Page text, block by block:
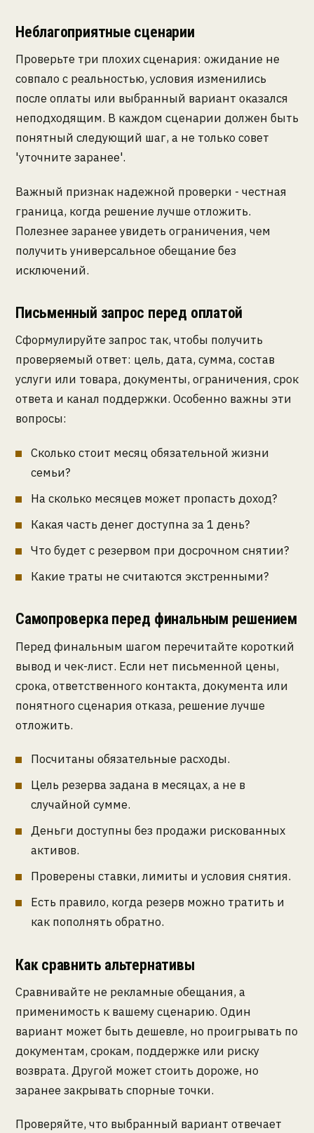
Неблагоприятные сценарии
Проверьте три плохих сценария: ожидание не
совпало с реальностью, условия изменились
после оплаты или выбранный вариант оказался
неподходящим. В каждом сценарии должен быть
понятный следующий шаг, а не только совет
'уточните заранее'.
Важный признак надежной проверки - честная
граница, когда решение лучше отложить.
Полезнее заранее увидеть ограничения, чем
получить универсальное обещание без
исключений.
Письменный запрос перед оплатой
Сформулируйте запрос так, чтобы получить
проверяемый ответ: цель, дата, сумма, состав
услуги или товара, документы, ограничения, срок
ответа и канал поддержки. Особенно важны эти
вопросы:
Сколько стоит месяц обязательной жизни
семьи?
На сколько месяцев может пропасть доход?
Какая часть денег доступна за 1 день?
Что будет с резервом при досрочном снятии?
Какие траты не считаются экстренными?
Самопроверка перед финальным решением
Перед финальным шагом перечитайте короткий
вывод и чек-лист. Если нет письменной цены,
срока, ответственного контакта, документа или
понятного сценария отказа, решение лучше
отложить.
Посчитаны обязательные расходы.
Цель резерва задана в месяцах, а не в
случайной сумме.
Деньги доступны без продажи рискованных
активов.
Проверены ставки, лимиты и условия снятия.
Есть правило, когда резерв можно тратить и
как пополнять обратно.
Как сравнить альтернативы
Сравнивайте не рекламные обещания, а
применимость к вашему сценарию. Один
вариант может быть дешевле, но проигрывать по
документам, срокам, поддержке или риску
возврата. Другой может стоить дороже, но
заранее закрывать спорные точки.
Проверяйте, что выбранный вариант отвечает